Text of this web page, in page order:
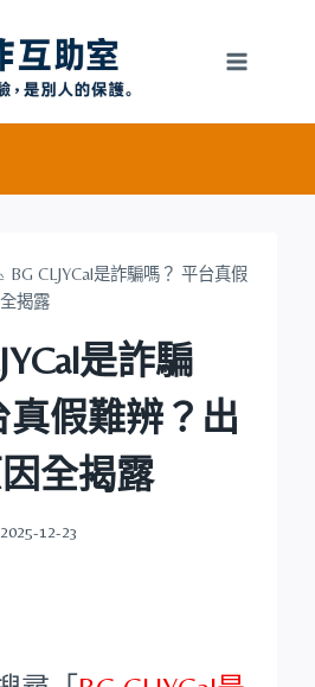
BG CLJYCal是詐騙嗎？ 平台真假
揭露
是詐騙
真假難辨？出
全揭露
2025-12-23